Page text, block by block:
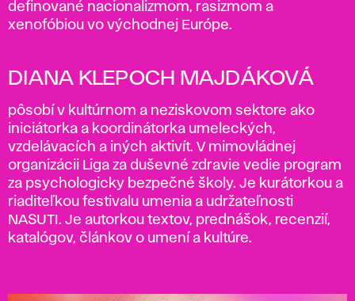
definované nacionalizmom, rasizmom a
xenofóbiou vo východnej Európe.
DIANA KLEPOCH MAJDÁKOVÁ
pôsobí v kultúrnom a neziskovom sektore ako
iniciátorka a koordinátorka umeleckých,
vzdelávacích a iných aktivít. V mimovládnej
organizácii Liga za duševné zdravie vedie program
za psychologicky bezpečné školy. Je kurátorkou a
riaditeľkou festivalu umenia a udržateľnosti
NASUTI. Je autorkou textov, prednášok, recenzií,
katalógov, článkov o umení a kultúre.